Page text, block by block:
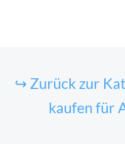
↪ Zurück zur
kaufen für